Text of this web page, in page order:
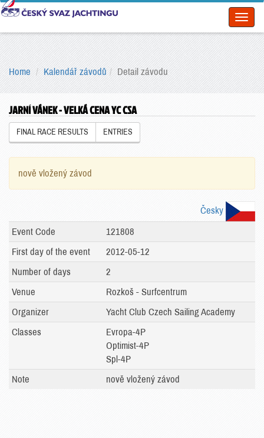
Home Kalendář závodů Detail závodu
JARNÍ VÁNEK - VELKÁ CENA YC CSA
FINAL RACE RESULTS ENTRIES
nově vložený závod
Česky
Event Code
121808
First day of the event
2012-05-12
Number of days
2
Venue
Rozkoš - Surfcentrum
Organizer
Yacht Club Czech Sailing Academy
Classes
Evropa-4P
Optimist-4P
Spl-4P
Note
nově vložený závod